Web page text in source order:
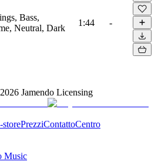
Bass,
Neutral, Dark
1:44 -
2026 Jamendo Licensing
PrezziContattoCentro
Music